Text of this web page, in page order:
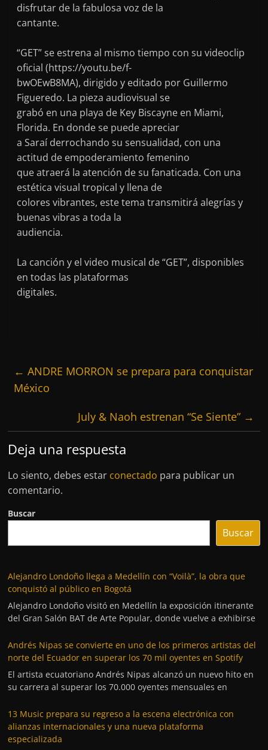
disfrutar de la fabulosa voz de la
cantante.
“GET” se estrena al mismo tiempo con su videoclip
oficial (https://youtu.be/f-
bwOEwB8MA), dirigido y editado por Guillermo
Figueredo. La pieza audiovisual se
grabó en una playa de Key Biscayne en Miami,
Florida. En donde se puede apreciar
a Saraí derrochando su sensualidad, con una
actitud de empoderamiento femenino
que atraerá la atención de su fanaticada. Con una
estética visual tropical y llena de
colores vibrantes, este tema transmitirá alegrías y
buenas vibras a toda la
audiencia.
La canción y el video musical de “GET”, disponibles
en todas las plataformas
digitales.
← ANDRE MORRON se prepara para conquistar
México
July & Naoh estrenan “Se Siente” →
Deja una respuesta
Lo siento, debes estar conectado para publicar un
comentario.
Buscar
Buscar
Alejandro Londoño llega a Medellín con “Voilà”, la obra que
conquistó al público en Bogotá
Alejandro Londoño visitó en Medellín la exposición itinerante
del Gran Salón BAT de Arte Popular, donde vuelve a exhibirse
Andrés Nipas se convierte en uno de los primeros artistas del
norte del Ecuador en superar los 70 mil oyentes en Spotify
El artista ecuatoriano Andrés Nipas alcanzó un nuevo hito en
su carrera al superar los 70.000 oyentes mensuales en
13 Music prepara su regreso a la escena electrónica con
alianzas internacionales y una nueva plataforma
especializada